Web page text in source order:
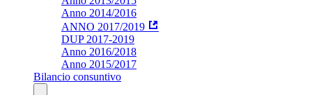
Anno 2014/2016
ANNO 2017/2019
DUP 2017-2019
Anno 2016/2018
Anno 2015/2017
Bilancio consuntivo